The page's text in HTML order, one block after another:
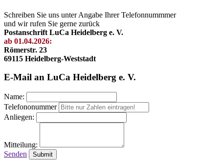
Schreiben Sie uns unter Angabe Ihrer Telefonnummmer
und wir rufen Sie gerne zurück
Postanschrift LuCa Heidelberg e. V.
ab 01.04.2026:
Römerstr. 23
69115 Heidelberg-Weststadt
E-Mail an LuCa Heidelberg e. V.
Name:
Telefononummer
Anliegen:
Mitteilung:
Senden